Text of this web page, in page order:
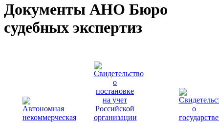
Документы АНО Бюро
судебных экспертиз